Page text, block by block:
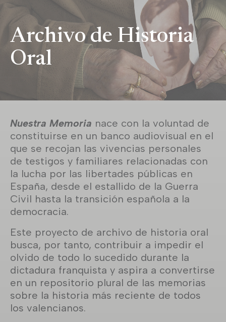
Archivo de Historia
Oral
Nuestra Memoria nace con la voluntad de
constituirse en un banco audiovisual en el
que se recojan las vivencias personales
de testigos y familiares relacionadas con
la lucha por las libertades públicas en
España, desde el estallido de la Guerra
Civil hasta la transición española a la
democracia.
Este proyecto de archivo de historia oral
busca, por tanto, contribuir a impedir el
olvido de todo lo sucedido durante la
dictadura franquista y aspira a convertirse
en un repositorio plural de las memorias
sobre la historia más reciente de todos
los valencianos.